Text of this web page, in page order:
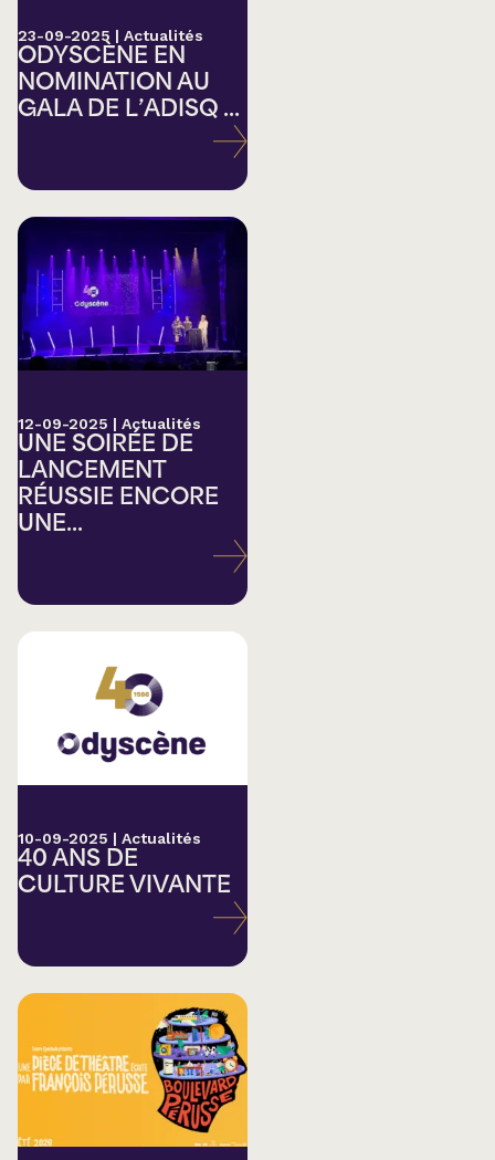
23-09-2025 | Actualités
ODYSCÈNE EN
NOMINATION AU
GALA DE L’ADISQ ...
12-09-2025 | Actualités
UNE SOIRÉE DE
LANCEMENT
RÉUSSIE ENCORE
UNE...
10-09-2025 | Actualités
40 ANS DE
CULTURE VIVANTE